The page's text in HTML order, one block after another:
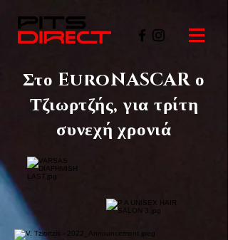
Στο EuroNASCAR ο
Τζιωρτζής, για τρίτη
συνεχή χρονιά